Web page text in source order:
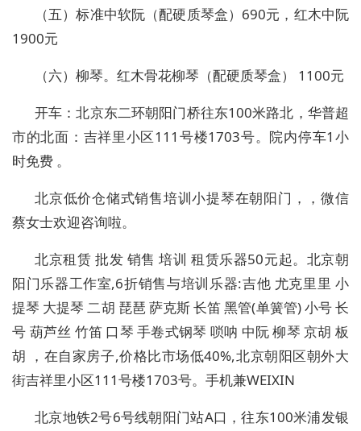
（五）标准中软阮（配硬质琴盒）690元，红木中阮
1900元
（六）柳琴。红木骨花柳琴（配硬质琴盒） 1100元
开车：北京东二环朝阳门桥往东100米路北，华普超
市的北面：吉祥里小区111号楼1703号。院内停车1小
时免费 。
北京低价仓储式销售培训小提琴在朝阳门，，微信
蔡女士欢迎咨询啦。
北京租赁 批发 销售 培训 租赁乐器50元起。北京朝
阳门乐器工作室,6折销售与培训乐器:吉他 尤克里里 小
提琴 大提琴 二胡 琵琶 萨克斯 长笛 黑管(单簧管) 小号 长
号 葫芦丝 竹笛 口琴 手卷式钢琴 唢呐 中阮 柳琴 京胡 板
胡 ，在自家房子,价格比市场低40%,北京朝阳区朝外大
街吉祥里小区111号楼1703号。手机兼WEIXIN
北京地铁2号6号线朝阳门站A口，往东100米浦发银